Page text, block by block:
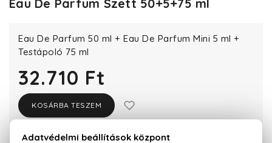
Eau De Parfum Szett 50+5+75 ml
Eau De Parfum 50 ml + Eau De Parfum Mini 5 ml +
Testápoló 75 ml
32.710 Ft
KOSÁRBA TESZEM
Törzsvásárlóknak csak:31.075 Ft